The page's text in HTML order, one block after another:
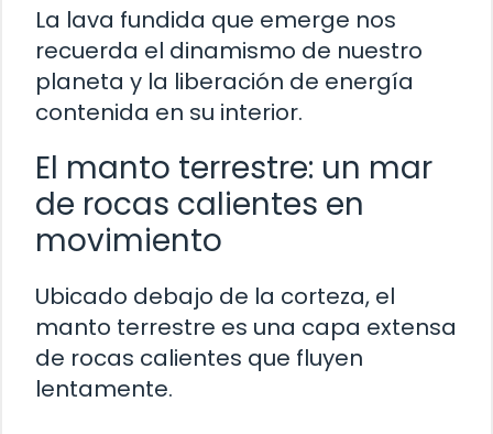
La lava fundida que emerge nos
recuerda el dinamismo de nuestro
planeta y la liberación de energía
contenida en su interior.
El manto terrestre: un mar
de rocas calientes en
movimiento
Ubicado debajo de la corteza, el
manto terrestre es una capa extensa
de rocas calientes que fluyen
lentamente.